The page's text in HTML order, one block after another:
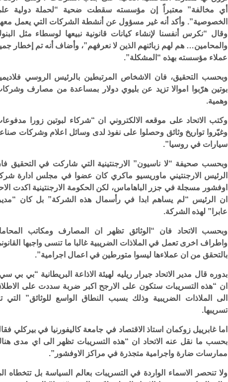
أي مخالفة” معتبراً إن مؤسسته سقطت ضحية “لحملة دولية
الخصوصية”. وأكد أنه غير مسؤول عن أنشطة الشركات التي يعمل
وقال “نكرس أنفسنا لإنشاء كيانات قانونية نبيعها لوسطاء مثل
والمحامين… هم لهم زبائنهم الذين لا نعرفهم”، وأضاف أنه تم إخطار
عملاء مؤسسته بهذه “المشكلة”.
وبحسب التحقيق، فان الاشخاص المرتبطين بالرئيس الروسي
بوتين هرّبوا اموالا تزيد عن بليوي دولار بمساعدة من مصارف
وهمية.
وكتب الاتحاد على موقعه الالكتروني ان “شركاء لبوتين زورا
وغيّروا تواريخ وثائق وحصلوا على نفوذ لدى وسائل اعلام وشركات
سيارات في روسيا”.
وبحسب صحيفة “لا ناسيون” الارجنتينية التي شاركت في التحقيق
الرئيس الارجنتيني ماوريسيو ماكري كان عضوا في مجلس ادارة
اوفشور مسجلة في جزر الباهاماس، لكن الحكومة الارجنتينية اكدت
ان الرئيس “لم يساهم ابدا في رأسمال هذه الشركة” بل كان
عابرا” لهذه الشركة.
وبحسب الاتحاد فان “الوثائق تظهر ان المصارف ومكاتب
واطراف اخرى تعمل في الملاذات الضريبية غالبا ما تنسى واجبها
بالتحقق من ان عملاءها ليسوا متورطين في اعمال اجرامية”.
بدوره قال مدير الاتحاد جيرار ريليه لهيئة الاذاعة البريطانية “بي بي
ان “هذه التسريبات ستكون على الارجح اكبر ضربة سددت على
الى الملاذات الضريبية وذلك بسبب النطاق الواسع للوثائق” التي
تسريبها.
اما غابرييل زوكمان استاذ الاقتصاد في جامعة كاليفورنيا في بيركلي
بحسب ما نقل عنه الاتحاد ان “هذه التسريبات تظهر الى اي مدى
ممارسات ضارة واجرامية متجذرة في مراكز الاوفشور”.
ولا تنحصر الاسماء الواردة في التسريبات بعالم السياسة بل تتخطاه